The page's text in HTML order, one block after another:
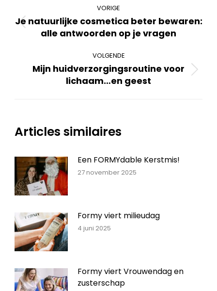
navigatie
VORIGE
Vorig
bericht
Je natuurlijke cosmetica beter bewaren:
alle antwoorden op je vragen
VOLGENDE
Volgend
bericht
Mijn huidverzorgingsroutine voor
lichaam…en geest
Articles similaires
Een FORMYdable Kerstmis!
27 november 2025
Formy viert milieudag
4 juni 2025
Formy viert Vrouwendag en
zusterschap